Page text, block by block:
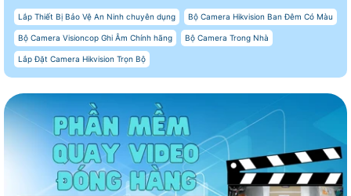
Lắp Thiết Bị Bảo Vệ An Ninh chuyên dụng Bộ Camera Hikvision Ban Đêm Có Màu
Bộ Camera Visioncop Ghi Âm Chính hãng Bộ Camera Trong Nhà
Lắp Đặt Camera Hikvision Trọn Bộ